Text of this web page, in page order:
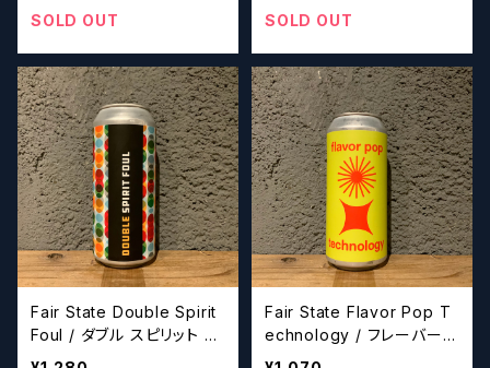
SOLD OUT
SOLD OUT
Fair State Double Spirit
Foul / ダブル スピリット フ
ァウル【クラフトビールシザ
Fair State Flavor Pop T
echnology / フレーバー
ポップ テクノロジー【クラフ